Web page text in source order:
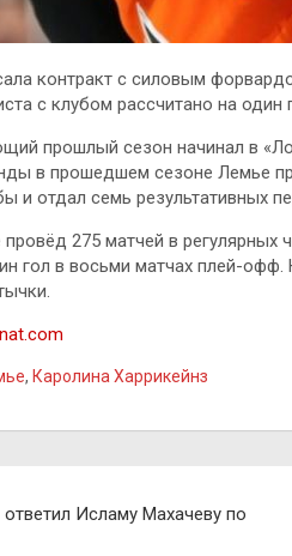
контракт с силовым
с клубом рассчитано на
прошлый сезон начинал в
в прошедшем сезоне Лемье
и отдал семь результативных
275 матчей в регулярных
гол в восьми матчах плей-офф.
, Каролина Харрикейнз
Исламу Махачеву по